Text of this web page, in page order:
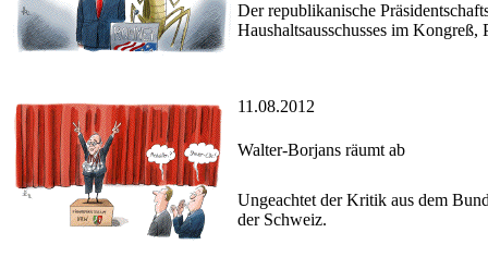
Der republikanische
Haushaltsausschusses im Kongreß,
11.08.2012
Walter-Borjans räumt ab
Ungeachtet der Kritik aus dem
der Schweiz.